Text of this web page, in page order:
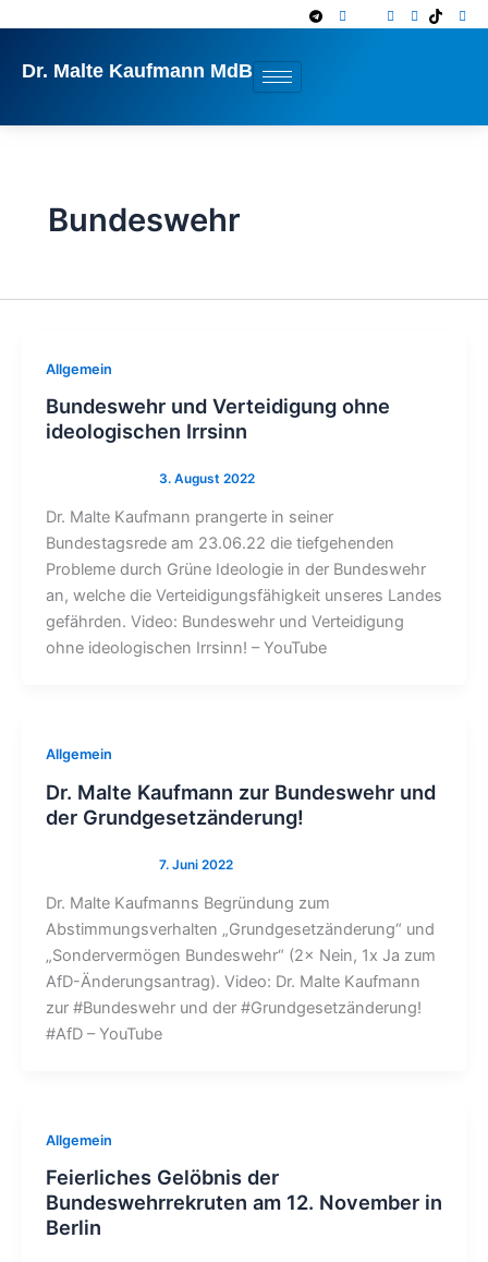
springen
Dr. Malte Kaufmann MdB
Bundeswehr
Allgemein
Bundeswehr und Verteidigung ohne
ideologischen Irrsinn
Dr. Malte Kaufmann prangerte in seiner
Bundestagsrede am 23.06.22 die tiefgehenden
Probleme durch Grüne Ideologie in der Bundeswehr
an, welche die Verteidigungsfähigkeit unseres Landes
gefährden. Video: Bundeswehr und Verteidigung
ohne ideologischen Irrsinn! – YouTube
Allgemein
Dr. Malte Kaufmann zur Bundeswehr und
der Grundgesetzänderung!
Dr. Malte Kaufmanns Begründung zum
Abstimmungsverhalten „Grundgesetzänderung“ und
„Sondervermögen Bundeswehr“ (2× Nein, 1x Ja zum
AfD-Änderungsantrag). Video: Dr. Malte Kaufmann
zur #Bundeswehr und der #Grundgesetzänderung!
#AfD – YouTube
Allgemein
Feierliches Gelöbnis der
Bundeswehrrekruten am 12. November in
Berlin